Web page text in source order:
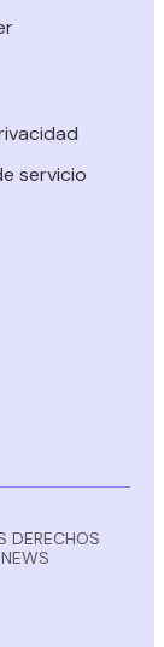
servicio
DERECHOS